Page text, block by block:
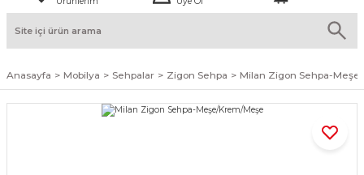
Anasayfa Mobilya Sehpalar Zigon Sehpa Milan Zigon Sehpa-